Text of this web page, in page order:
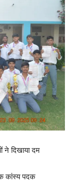
ने दिखाया दम
कांस्य पदक